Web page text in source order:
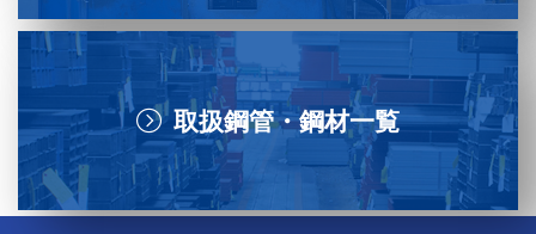
取扱鋼管・鋼材一覧